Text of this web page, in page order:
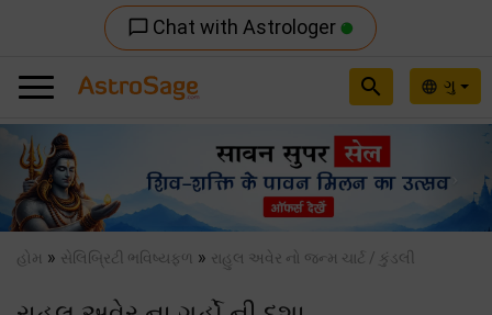
chat_bubble_outline Chat with Astrologer
language ગુ
search
Previous
હોમ » સેલિબ્રિટી ભવિષ્યફળ » રાહુલ અવેર નો જન્મ ચાર્ટ / કુંડલી